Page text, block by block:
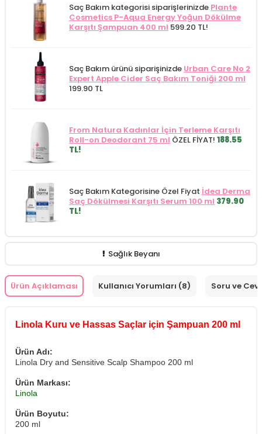
Saç Bakım kategorisi siparişlerinizde Plante
Cosmetics P-Aqua Energy Yoğun Dökülme
Karşıtı Şampuan 400 ml 599.20 TL!
Saç Bakım ürünü siparişinizde Urban Care No 2
Expert Apple Cider Saç Bakım Toniği 200 ml
199.90 TL
From Natura Kadınlar İçin Terleme Karşıtı
Roll-on Deodorant 75 ml ÖZEL FİYAT! 188.55
TL!
Saç Bakım Kategorisine Özel Fiyat İdea Derma
Saç Dökülmesi Karşıtı Serum 100 ml 379.90
TL!
Sağlık Beyanı
Ürün Açıklaması Kullanıcı Yorumları (8) Soru ve
Linola Kuru ve Hassas Saçlar için Şampuan 200 ml
Ürün Adı:
Linola Dry and Sensitive Scalp Shampoo 200 ml
Ürün Markası:
Linola
Ürün Boyutu:
200 ml